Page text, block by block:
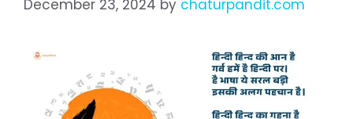
December 23, 2024 by chaturpandit.com